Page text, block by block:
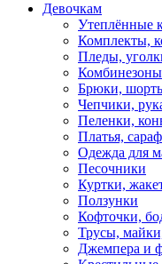
Девочкам
Утеплённые
Комплекты,
Пледы,
Комбинезоны
Брюки,
Чепчики,
Пеленки,
Платья,
Одежда для
Песочники
Куртки,
Ползунки
Кофточки,
Трусы,
Джемпера и